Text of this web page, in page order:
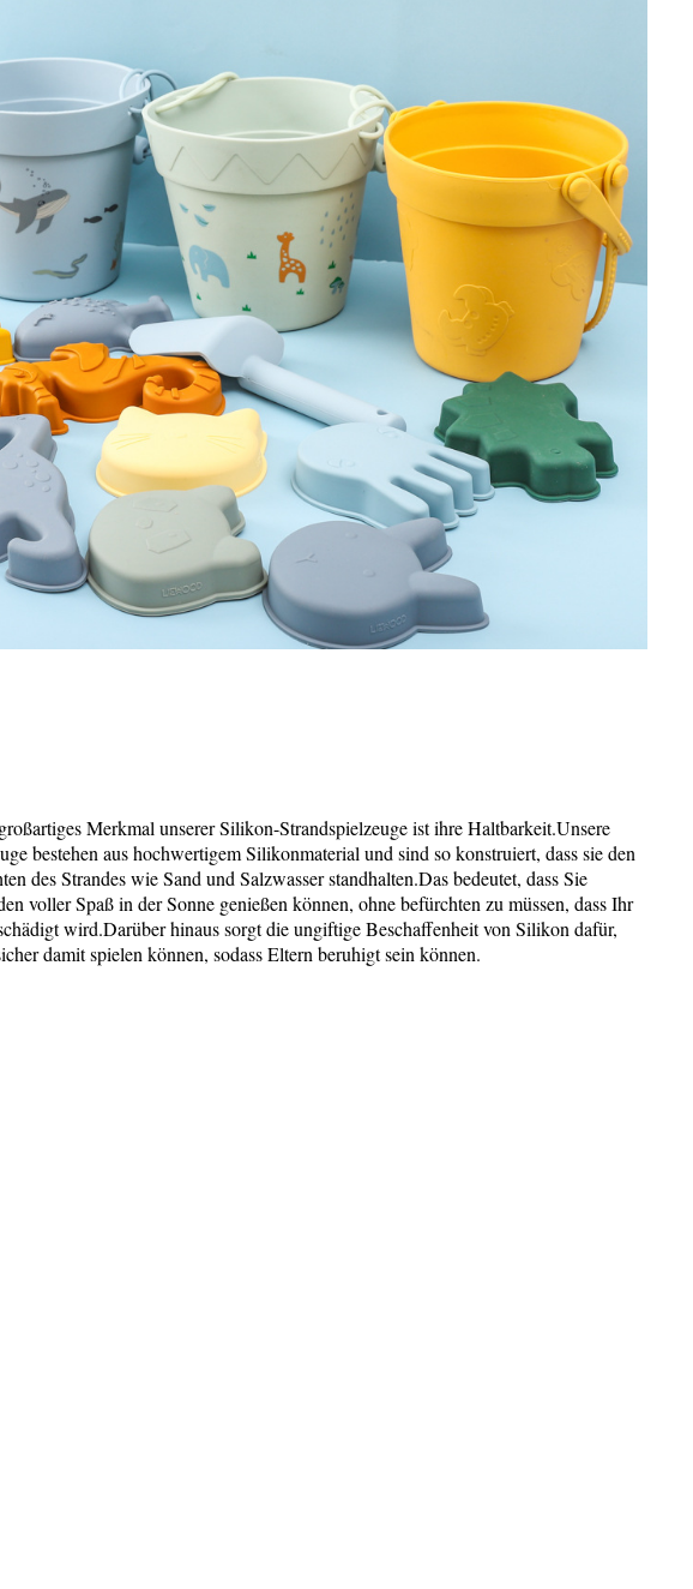
Merkmal unserer Silikon-Strandspielzeuge ist ihre Haltbarkeit.Unsere
bestehen aus hochwertigem Silikonmaterial und sind so konstruiert, dass sie den
des Strandes wie Sand und Salzwasser standhalten.Das bedeutet, dass Sie
voller Spaß in der Sonne genießen können, ohne befürchten zu müssen, dass Ihr
wird.Darüber hinaus sorgt die ungiftige Beschaffenheit von Silikon dafür,
damit spielen können, sodass Eltern beruhigt sein können.